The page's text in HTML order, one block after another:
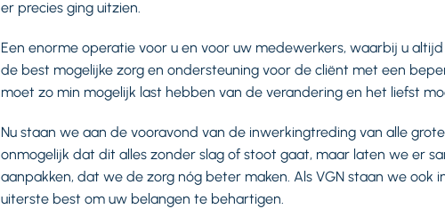
er precies ging uitzien.
Een enorme operatie voor u en voor uw medewerkers, waarbij u
de best mogelijke zorg en ondersteuning voor de cliënt met een
moet zo min mogelijk last hebben van de verandering en het liefst
Nu staan we aan de vooravond van de inwerkingtreding van alle
onmogelijk dat dit alles zonder slag of stoot gaat, maar laten we er
aanpakken, dat we de zorg nóg beter maken. Als VGN staan we ook
uiterste best om uw belangen te behartigen.